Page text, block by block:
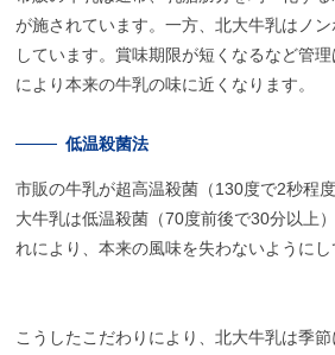
が施されています。一方、北大牛乳はノ
しています。賞味期限が短くなるなど管
により本来の牛乳の味に近くなります。
低温殺菌法
市販の牛乳が超高温殺菌（130度で2秒程
大牛乳は低温殺菌（70度前後で30分以上
れにより、本来の風味を失わないようにし
こうしたこだわりにより、北大牛乳は季